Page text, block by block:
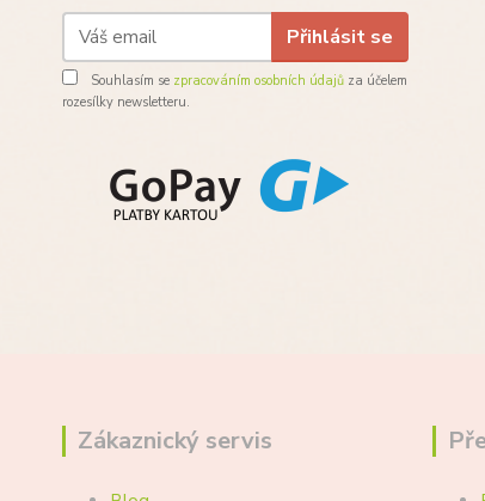
Přihlásit se
Souhlasím se zpracováním osobních údajů za účelem
rozesílky newsletteru.
Zákaznický servis